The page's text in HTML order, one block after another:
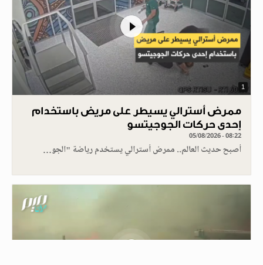
1
ممرض أسترالي يسيطر على مريض باستخدام
إحدى حركات الجوجيتسو
05/08/2026 - 08:22
أصبح حديث العالم.. ممرض أسترالي يستخدم رياضة "الجو…